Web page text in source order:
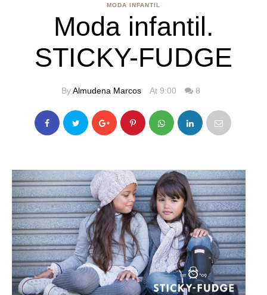
MODA INFANTIL
Moda infantil.
STICKY-FUDGE
ByAlmudena Marcos At 9:00 8